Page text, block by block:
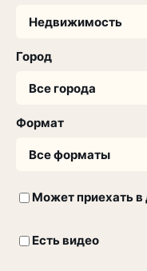
Город
Формат
Может приехать в
Есть видео